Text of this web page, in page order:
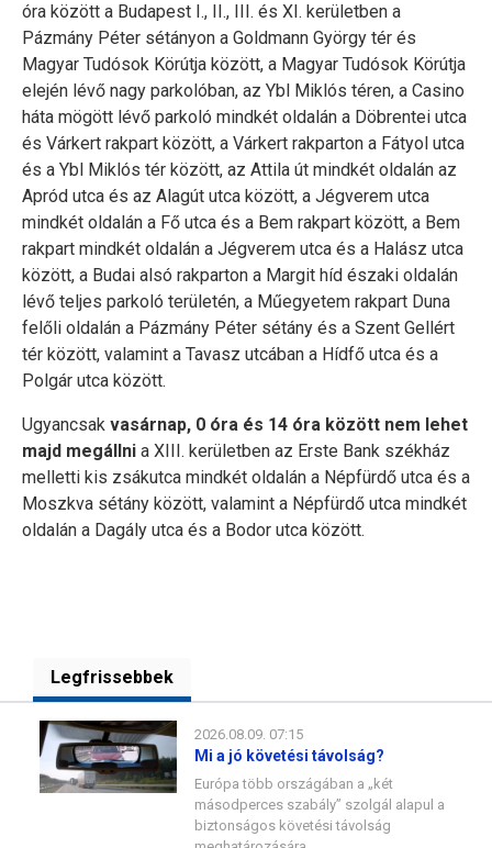
óra között a Budapest I., II., III. és XI. kerületben a
Pázmány Péter sétányon a Goldmann György tér és
Magyar Tudósok Körútja között, a Magyar Tudósok Körútja
elején lévő nagy parkolóban, az Ybl Miklós téren, a Casino
háta mögött lévő parkoló mindkét oldalán a Döbrentei utca
és Várkert rakpart között, a Várkert rakparton a Fátyol utca
és a Ybl Miklós tér között, az Attila út mindkét oldalán az
Apród utca és az Alagút utca között, a Jégverem utca
mindkét oldalán a Fő utca és a Bem rakpart között, a Bem
rakpart mindkét oldalán a Jégverem utca és a Halász utca
között, a Budai alsó rakparton a Margit híd északi oldalán
lévő teljes parkoló területén, a Műegyetem rakpart Duna
felőli oldalán a Pázmány Péter sétány és a Szent Gellért
tér között, valamint a Tavasz utcában a Hídfő utca és a
Polgár utca között.
Ugyancsak vasárnap, 0 óra és 14 óra között nem lehet
majd megállni a XIII. kerületben az Erste Bank székház
melletti kis zsákutca mindkét oldalán a Népfürdő utca és a
Moszkva sétány között, valamint a Népfürdő utca mindkét
oldalán a Dagály utca és a Bodor utca között.
Legfrissebbek
2026.08.09. 07:15
Mi a jó követési távolság?
Európa több országában a „két
másodperces szabály” szolgál alapul a
biztonságos követési távolság